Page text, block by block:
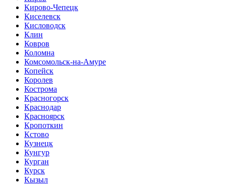
Кирово-Чепецк
Киселевск
Кисловодск
Клин
Ковров
Коломна
Комсомольск-на-Амуре
Копейск
Королев
Кострома
Красногорск
Краснодар
Красноярск
Кропоткин
Кстово
Кузнецк
Кунгур
Курган
Курск
Кызыл